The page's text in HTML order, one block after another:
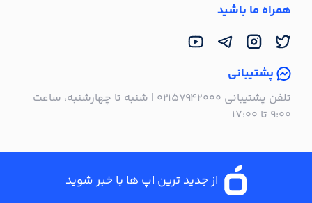
همراه ما باشید
پشتیبانی
تلفن پشتیبانی ۰۲۱۵۷۹۴۲۰۰۰ | شنبه تا چهارشنبه، ساعت
۹:۰۰ تا ۱۷:۰۰
از جدید ترین اپ ها با خبر شوید